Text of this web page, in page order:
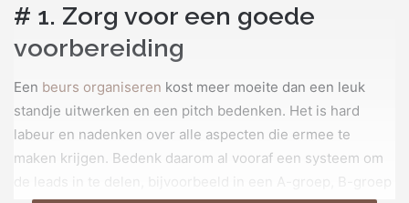
# 1. Zorg voor een goede
voorbereiding
Een beurs organiseren kost meer moeite dan een leuk
standje uitwerken en een pitch bedenken. Het is hard
labeur en nadenken over alle aspecten die ermee te
maken krijgen. Bedenk daarom al vooraf een systeem om
de leads in te delen, bijvoorbeeld in een A-groep, B-groep